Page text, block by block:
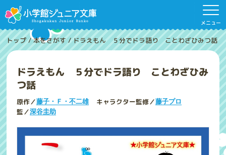
メニュー
トップ /本をさがす /ドラえもん ５分でドラ語り ことわざひみつ話
ドラえもん ５分でドラ語り ことわざひみ
つ話
原作／藤子・Ｆ・不二雄 キャラクター監修／藤子プロ
監／深谷圭助